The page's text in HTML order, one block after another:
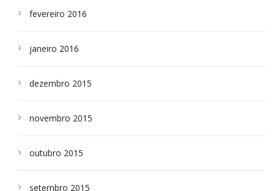
fevereiro 2016
janeiro 2016
dezembro 2015
novembro 2015
outubro 2015
setembro 2015